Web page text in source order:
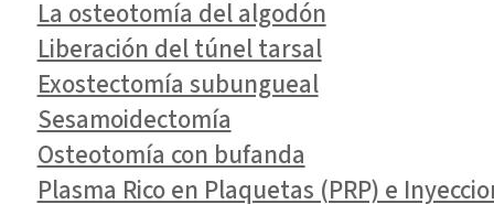
La osteotomía del algodón
Liberación del túnel tarsal
Exostectomía subungueal
Sesamoidectomía
Osteotomía con bufanda
Plasma Rico en Plaquetas (PRP) e